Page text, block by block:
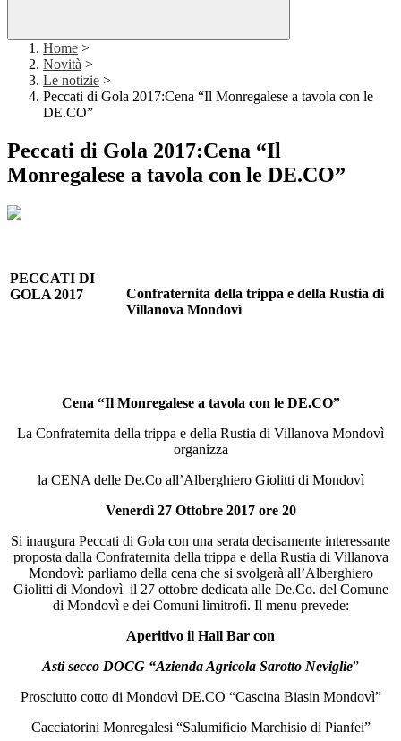
Home >
Novità >
Le notizie >
Peccati di Gola 2017:Cena “Il Monregalese a tavola con le
DE.CO”
Peccati di Gola 2017:Cena “Il
Monregalese a tavola con le DE.CO”
PECCATI DI
GOLA 2017
Confraternita della trippa e della Rustia di
Villanova Mondovì
Cena “Il Monregalese a tavola con le DE.CO”
La Confraternita della trippa e della Rustia di Villanova Mondovì
organizza
la CENA delle De.Co all’Alberghiero Giolitti di Mondovì
Venerdì 27 Ottobre 2017 ore 20
Si inaugura Peccati di Gola con una serata decisamente interessante
proposta dalla Confraternita della trippa e della Rustia di Villanova
Mondovì: parliamo della cena che si svolgerà all’Alberghiero
Giolitti di Mondovì il 27 ottobre dedicata alle De.Co. del Comune
di Mondovì e dei Comuni limitrofi. Il menu prevede:
Aperitivo il Hall Bar con
Asti secco DOCG “Azienda Agricola Sarotto Neviglie”
Prosciutto cotto di Mondovì DE.CO “Cascina Biasin Mondovì”
Cacciatorini Monregalesi “Salumificio Marchisio di Pianfei”